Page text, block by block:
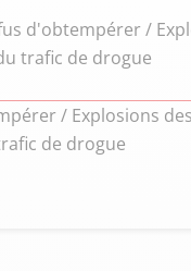
d'obtempérer /
trafic de drogue
/ Explosions
de drogue